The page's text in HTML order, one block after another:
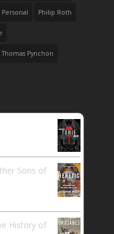
Personal Philip Roth
Thomas Pynchon
Sons of
History of